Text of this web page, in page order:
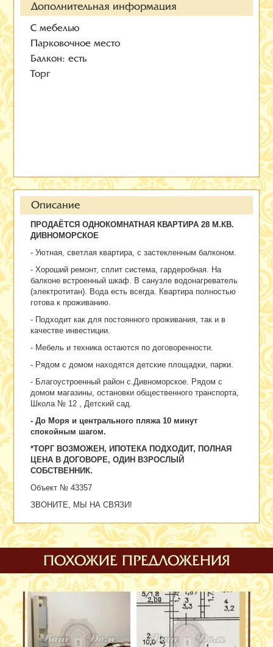
Дополнительная информация
С мебелью
Парковочное место
Балкон: есть
Торг
Описание
ПРОДАЁТСЯ ОДНОКОМНАТНАЯ КВАРТИРА 28 М.КВ.
ДИВНОМОРСКОЕ
- Уютная, светлая квартира, с застекленным балконом.
- Хороший ремонт, сплит система, гардеробная. На
балконе встроенный шкаф. В санузле водонагреватель
(электротитан). Вода есть всегда. Квартира полностью
готова к проживанию.
- Подходит как для постоянного проживания, так и в
качестве инвестиции.
- Мебель и техника остаются по договоренности.
- Рядом с домом находятся детские площадки, парки.
- Благоустроенный район с.Дивноморское. Рядом с
домом магазины, остановки общественного транспорта,
Школа № 12 , Детский сад.
- До Моря и центрального пляжа 10 минут
спокойным шагом.
*ТОРГ ВОЗМОЖЕН, ИПОТЕКА ПОДХОДИТ, ПОЛНАЯ
ЦЕНА В ДОГОВОРЕ, ОДИН ВЗРОСЛЫЙ
СОБСТВЕННИК.
Объект № 43357
ЗВОНИТЕ, МЫ НА СВЯЗИ!
ПОХОЖИЕ ПРЕДЛОЖЕНИЯ